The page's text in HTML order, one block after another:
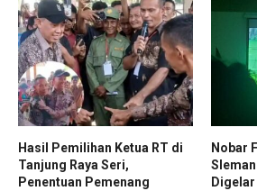
Hasil Pemilihan Ketua RT di
Tanjung Raya Seri,
Penentuan Pemenang
Nobar